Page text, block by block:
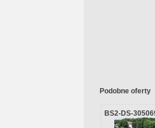
Podobne oferty
BS2-DS-